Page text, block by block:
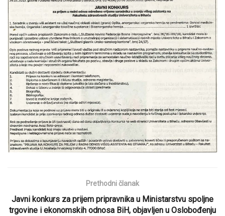
Prethodni članak
Javni konkurs za prijem pripravnika u Ministarstvu spoljne
trgovine i ekonomskih odnosa BiH, objavljen u Oslobođenju